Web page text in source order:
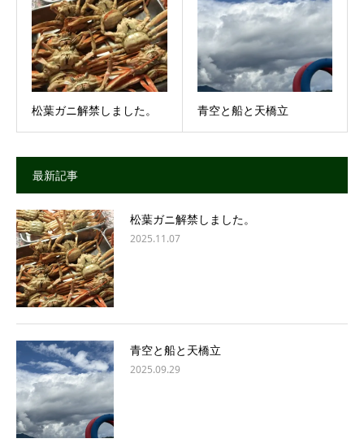
松葉ガニ解禁しました。 青空と船と天橋立
最新記事
松葉ガニ解禁しました。
2025.11.07
青空と船と天橋立
2025.09.29